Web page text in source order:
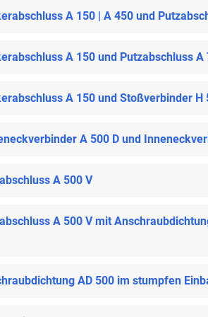
A 150 | A 450 und
A 150 und Putzabschluss A
A 150 und Stoßverbinder H
A 500 D und
A 500 V
A 500 V mit
AD 500 im stumpfen